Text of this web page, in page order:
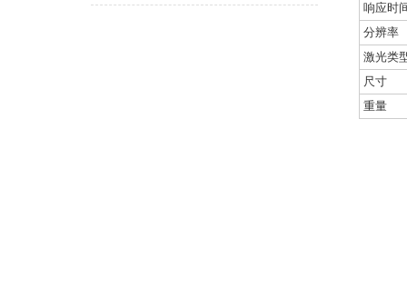
响应时
分辨率
激光类
尺寸
重量